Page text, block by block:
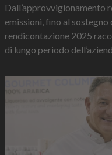
Dall’approvvigionamento
emissioni, fino al
rendicontazione 2025
di lungo periodo